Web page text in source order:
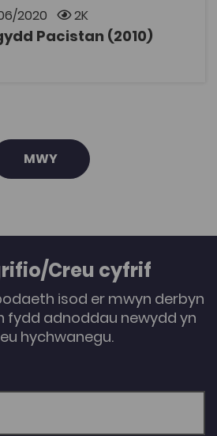
2020 2K
Pacistan (2010)
i wylio rhaglenni Archif S4C. Mae
y Coleg Cymraeg
MWY
Creu cyfrif
isod er mwyn derbyn
fydd adnoddau newydd yn
hychwanegu.